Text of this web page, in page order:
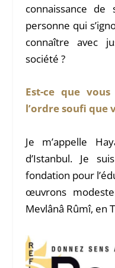
connaissance de
personne qui
connaître avec
société ?
Est-ce que
l’ordre soufi que
Je m’appelle
d’Istanbul. Je
fondation pour
œuvrons
Mevlânâ Rûmî, en